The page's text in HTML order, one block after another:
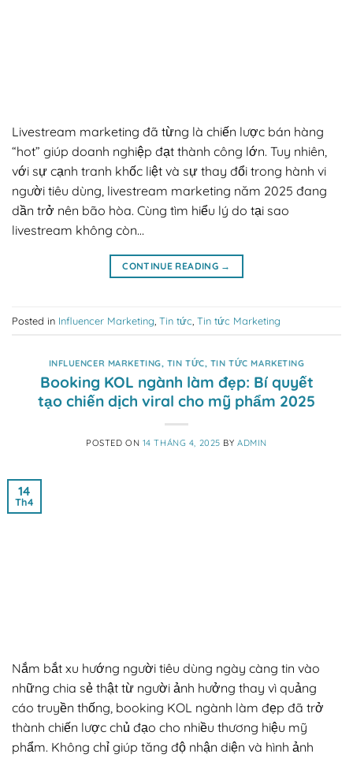
Livestream marketing đã từng là chiến lược bán hàng
“hot” giúp doanh nghiệp đạt thành công lớn. Tuy nhiên,
với sự cạnh tranh khốc liệt và sự thay đổi trong hành vi
người tiêu dùng, livestream marketing năm 2025 đang
dần trở nên bão hòa. Cùng tìm hiểu lý do tại sao
livestream không còn…
CONTINUE READING →
Posted in Influencer Marketing Tin tức Tin tức Marketing
INFLUENCER MARKETING, TIN TỨC, TIN TỨC MARKETING
Booking KOL ngành làm đẹp: Bí quyết
tạo chiến dịch viral cho mỹ phẩm 2025
POSTED ON 14 THÁNG 4, 2025 BY ADMIN
14
Th4
Nắm bắt xu hướng người tiêu dùng ngày càng tin vào
những chia sẻ thật từ người ảnh hưởng thay vì quảng
cáo truyền thống, booking KOL ngành làm đẹp đã trở
thành chiến lược chủ đạo cho nhiều thương hiệu mỹ
phẩm. Không chỉ giúp tăng độ nhận diện và hình ảnh